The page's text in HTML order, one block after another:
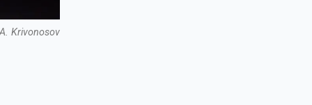
Krivonosov